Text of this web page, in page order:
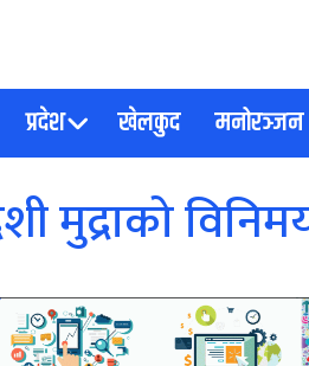
प्रदेश खेलकुद मनोरञ्जन
मुद्राको